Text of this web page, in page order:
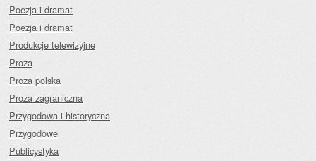
Poezja i dramat
Poezja i dramat
Produkcje telewizyjne
Proza
Proza polska
Proza zagraniczna
Przygodowa i historyczna
Przygodowe
Publicystyka